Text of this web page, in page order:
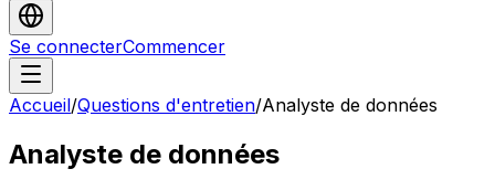
Se connecterCommencer
Accueil/Questions d'entretien/Analyste de données
Analyste de données